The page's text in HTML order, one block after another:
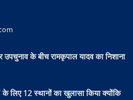
उपचुनाव के बीच रामकृपाल यादव का निशाना
लिए 12 स्थानों का खुलासा किया क्योंकि